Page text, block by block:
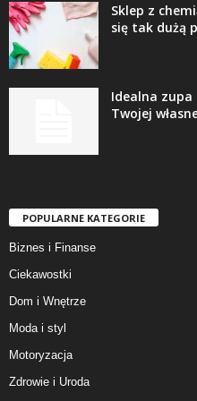
Sklep z
się tak dużą
Idealna
Twojej
POPULARNE KATEGORIE
Biznes i Finanse
Ciekawostki
Dom i Wnętrze
Moda i styl
Motoryzacja
Zdrowie i Uroda